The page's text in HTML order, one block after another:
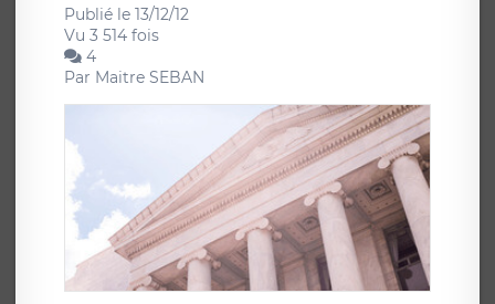
Publié le 13/12/12
Vu 3 514 fois
4
Par Maitre SEBAN